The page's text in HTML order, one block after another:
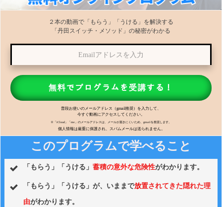
２本の動画で「もらう」「うける」を解決する
「丹田スイッチ・メソッド」の秘密がわかる
無料でプロ グラムを受講する！
普段お使いのメールアドレス（gmail推奨）を入力して、
今すぐ動画にアクセスしてください。
※「iCloud」「me」のメールアドレスは、メールが届きにくいため、gmailを推奨します。
個人情報は厳重に保護され、スパムメールは送られません。
このプログラムで学べること
「もらう」「うける」 蓄積の意外な危険性がわかります。
「もらう」「うける」が、いままで放置されてきた隠れた理
由がわかります。